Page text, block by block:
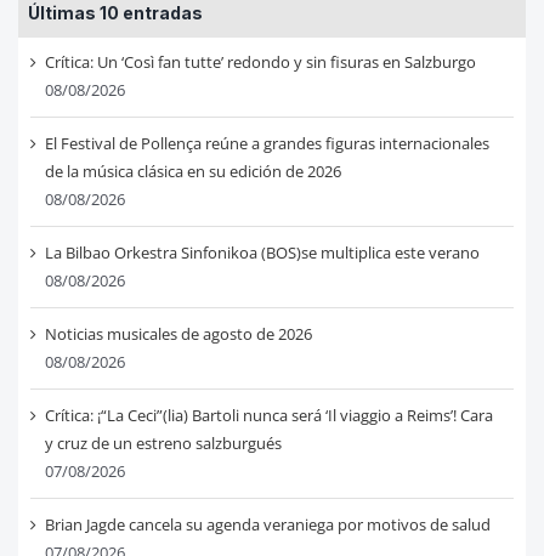
Últimas 10 entradas
Crítica: Un ‘Così fan tutte’ redondo y sin fisuras en Salzburgo
08/08/2026
El Festival de Pollença reúne a grandes figuras internacionales
de la música clásica en su edición de 2026
08/08/2026
La Bilbao Orkestra Sinfonikoa (BOS)se multiplica este verano
08/08/2026
Noticias musicales de agosto de 2026
08/08/2026
Crítica: ¡“La Ceci”(lia) Bartoli nunca será ‘Il viaggio a Reims’! Cara
y cruz de un estreno salzburgués
07/08/2026
Brian Jagde cancela su agenda veraniega por motivos de salud